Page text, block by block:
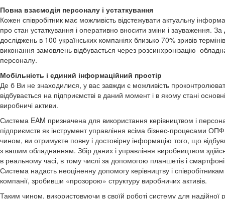
Повна взаємодія персоналу і устаткування
Кожен співробітник має можливість відстежувати актуальну
про стан устаткування і оперативно вносити зміни і зауваження.
досліджень в 100 українських компаніях близько 70% зривів термінів
виконання замовлень відбувається через розсинхронізацію
персоналу.
Мобільність і єдиний інформаційний простір
Де б Ви не знаходилися, у вас завжди є можливість
відбувається на підприємстві в даний момент і в якому стані основні
виробничі активи.
Система EAM призначена для використання керівництвом і
підприємств як інструмент управління всіма бізнес-процесами
чином, ви отримуєте повну і достовірну інформацію того, що
з вашим обладнанням. Збір даних і управління виробництвом
в реальному часі, в тому числі за допомогою планшетів і
Система надасть неоціненну допомогу керівництву і співробітникам
компанії, зробивши «прозорою» структуру виробничих активів.
Таким чином, використовуючи в своїй роботі систему для надійної